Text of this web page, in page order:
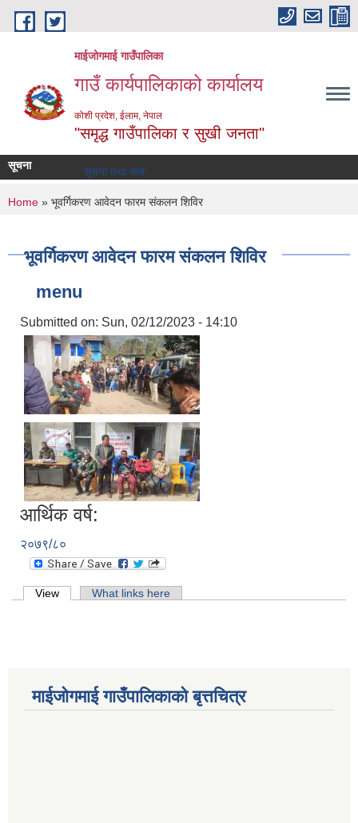
Skip to main content
माईजोगमाई गाउँपालिका
गाउँ कार्यपालिकाको कार्यालय
कोशी प्रदेश, ईलाम, नेपाल
"समृद्ध गाउँपालिका र सुखी जनता"
सूचना सूचना तथा समाचार
You are here
Home » भूवर्गिकरण आवेदन फारम संकलन शिविर
भूवर्गिकरण आवेदन फारम संकलन शिविर
menu
Submitted on: Sun, 02/12/2023 - 14:10
आर्थिक वर्ष:
२०७९/८०
Primary tabs
View (active tab)What links here
माईजोगमाई गाउँपालिकाको बृत्तचित्र